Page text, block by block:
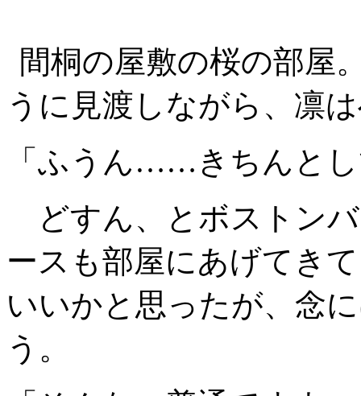
間桐の屋敷の桜の部屋
うに見渡しながら、凛
「ふうん……きちんと
どすん、とボストン
ースも部屋にあげてき
いいかと思ったが、念
う。